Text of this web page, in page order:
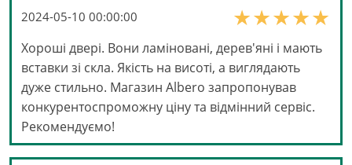
2024-05-10 00:00:00
Хороші двері. Вони ламіновані, дерев'яні і мають
вставки зі скла. Якість на висоті, а виглядають
дуже стильно. Магазин Albero запропонував
конкурентоспроможну ціну та відмінний сервіс.
Рекомендуємо!